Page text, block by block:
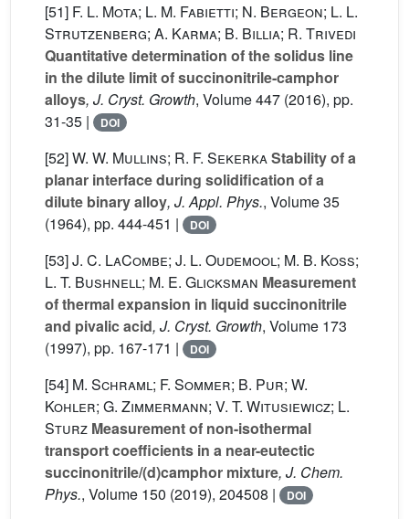
[51] F. L. Mota; L. M. Fabietti; N. Bergeon; L. L.
Strutzenberg; A. Karma; B. Billia; R. Trivedi
Quantitative determination of the solidus line
in the dilute limit of succinonitrile-camphor
alloys, J. Cryst. Growth, Volume 447 (2016), pp.
31-35 |
DOI
[52]W. W. Mullins; R. F. SekerkaStability of a
planar interface during solidification of a
dilute binary alloy, J. Appl. Phys., Volume 35
(1964), pp. 444-451 |
DOI
[53]J. C. LaCombe; J. L. Oudemool; M. B. Koss;
L. T. Bushnell; M. E. Glicksman Measurement
of thermal expansion in liquid succinonitrile
and pivalic acid, J. Cryst. Growth, Volume 173
(1997), pp. 167-171 |
DOI
[54] M. Schraml; F. Sommer; B. Pur; W.
Kohler; G. Zimmermann; V. T. Witusiewicz; L.
Sturz Measurement of non-isothermal
transport coefficients in a near-eutectic
succinonitrile/(d)camphor mixture, J. Chem.
Phys., Volume 150 (2019), 204508 | DOI